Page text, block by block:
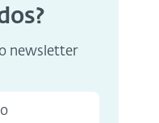
newsletter